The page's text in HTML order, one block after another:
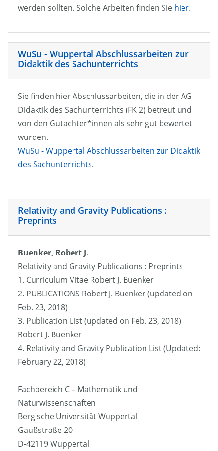
werden sollten. Solche Arbeiten finden Sie hier.
WuSu - Wuppertal Abschlussarbeiten zur
Didaktik des Sachunterrichts
Sie finden hier Abschlussarbeiten, die in der AG
Didaktik des Sachunterrichts (FK 2) betreut und
von den Gutachter*innen als sehr gut bewertet
wurden.
WuSu - Wuppertal Abschlussarbeiten zur Didaktik
des Sachunterrichts.
Relativity and Gravity Publications :
Preprints
Buenker, Robert J.
Relativity and Gravity Publications : Preprints
1. Curriculum Vitae Robert J. Buenker
2. PUBLICATIONS Robert J. Buenker (updated on
Feb. 23, 2018)
3. Publication List (updated on Feb. 23, 2018)
Robert J. Buenker
4. Relativity and Gravity Publication List (Updated:
February 22, 2018)
Fachbereich C – Mathematik und
Naturwissenschaften
Bergische Universität Wuppertal
Gaußstraße 20
D-42119 Wuppertal